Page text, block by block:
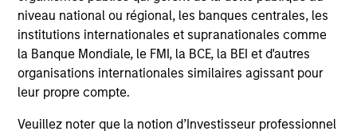
niveau national ou régional, les banques centrales, les
institutions internationales et supranationales comme
la Banque Mondiale, le FMI, la BCE, la BEI et d'autres
organisations internationales similaires agissant pour
leur propre compte.
Veuillez noter que la notion d’Investisseur professionnel
QUARTERLY
The BEAT™ for Q3 2026 - August